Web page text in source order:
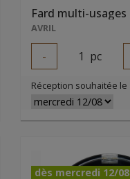
AVRIL
- 1 pc
Réception souhaitée le
dès mercredi 12/08